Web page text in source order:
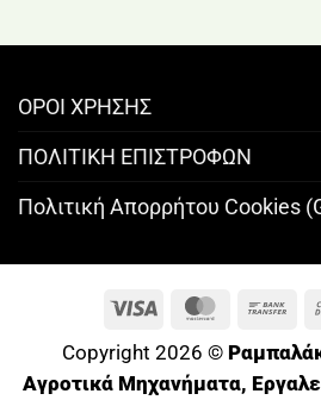
ΟΡΟΙ ΧΡΗΣΗΣ
ΠΟΛΙΤΙΚΗ ΕΠΙΣΤΡΟΦΩΝ
Πολιτική Απορρήτου Cookies
Visa
Copyright 2026 ©
Αγροτικά Μηχανήματα,